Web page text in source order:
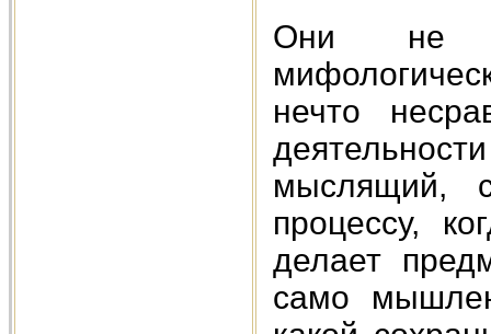
Они не
нечто
мыслящий,
процессу,
делает
само